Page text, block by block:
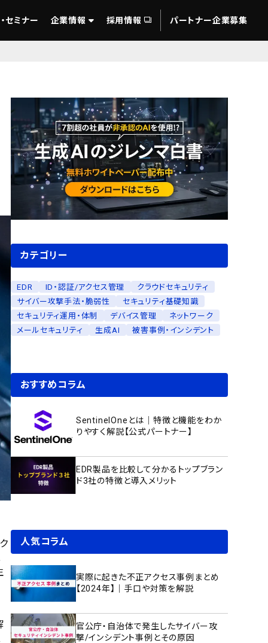
セミナー 企業情報 採用情報 パートナー企業募集
カテゴリー
EDR ID・認証/アクセス管理
クラウドセキュリティ
サイバー攻撃手法・脆弱性
セキュリティ基礎知識
セキュリティ運用・体制
デバイス管理
ネットワーク
メールセキュリティ
生成AI 被害事例・インシデント
おすすめコラム
SentinelOneとは｜特徴と機能をわか
りやすく解説【公式パートナー】
EDR製品を比較して分かるトップブラン
ド3社の特徴と導入メリット
人気コラム
実際に起きた不正アクセス事例まとめ
【2024年】｜手口や対策を解説
官公庁・自治体で発生したサイバー攻
撃/インシデント事例とその原因